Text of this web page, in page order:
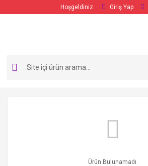
Hoşgeldiniz Giriş Yap
Ürün Bulunamadı.